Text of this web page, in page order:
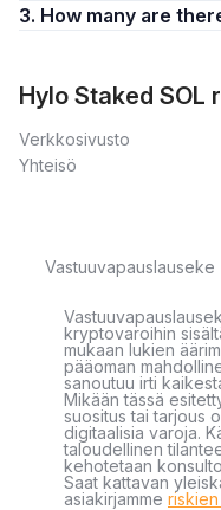
3. How many are
Hylo Staked SOL
Verkkosivusto
Yhteisö
Vastuuvapauslauseke
kryptovaroihin
mukaan lukien
pääoman
sanoutuu irti
Mikään tässä
suositus tai tarjous
digitaalisia varoja.
taloudellinen
kehotetaan
Saat kattavan
asiakirjamme riskien